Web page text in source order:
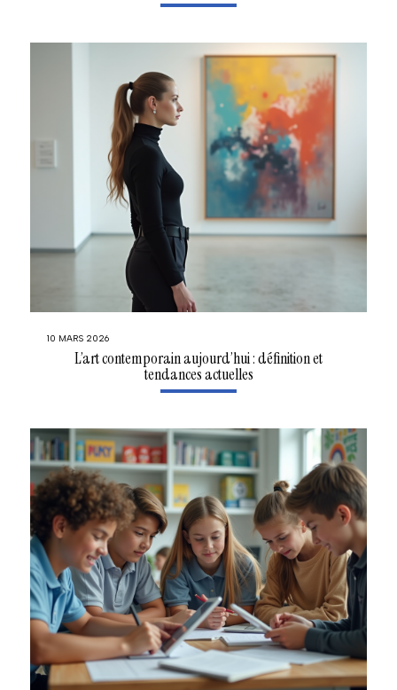
10 MARS 2026
L’art contemporain aujourd’hui : définition et
tendances actuelles